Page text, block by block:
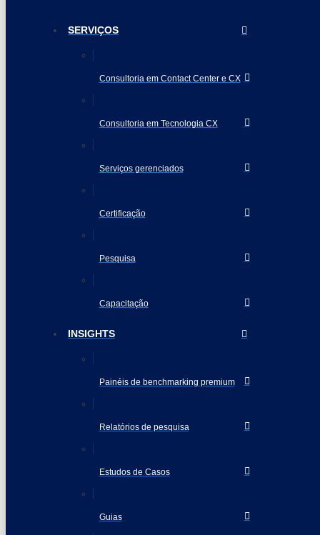
SERVIÇOS
Consultoria em Contact Center e CX
Consultoria em Tecnologia CX
Serviços gerenciados
Certificação
Pesquisa
Capacitação
INSIGHTS
Painéis de benchmarking premium
Relatórios de pesquisa
Estudos de Casos
Guias